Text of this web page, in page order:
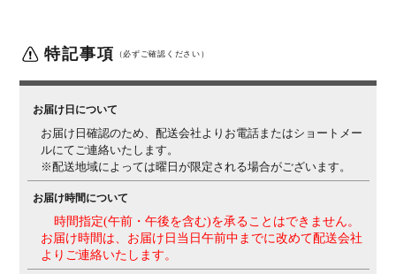
梱包数 1
梱包サイズ 幅1830×奥行440×高さ310mm
梱包重量 38.5kg
組み立て 現地組立品※お客様組み立て不要(現地にて業者が組み
立て作業を行います)
備考 引き出し1杯付き
ご注意
この商品は天然木を使用しているため、木目や節、色味
など1品ごとに個体差があります。お届けする家具は、
商品ページの写真と異なる場合がございますので、予め
特記事項 （必ずご確認ください）
お届け日について
お届け日確認のため、配送会社よりお電話またはショートメー
ルにてご連絡いたします。
※配送地域によっては曜日が限定される場合がございます。
お届け時間について
時間指定(午前・午後を含む)を承ることはできません。
お届け時間は、お届け日当日午前中までに改めて配送会社
よりご連絡いたします。